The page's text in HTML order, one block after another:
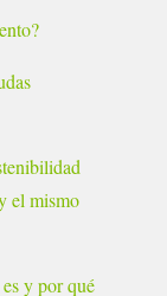
el mismo
y por qué